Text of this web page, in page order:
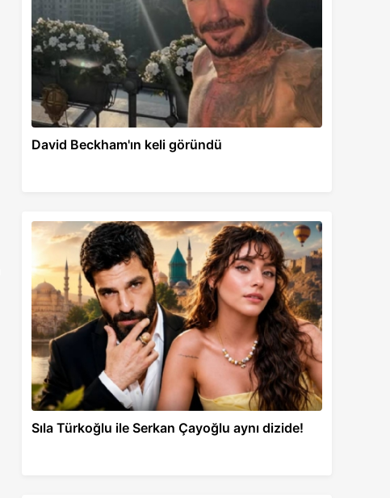
David Beckham'ın keli göründü
Sıla Türkoğlu ile Serkan Çayoğlu aynı dizide!